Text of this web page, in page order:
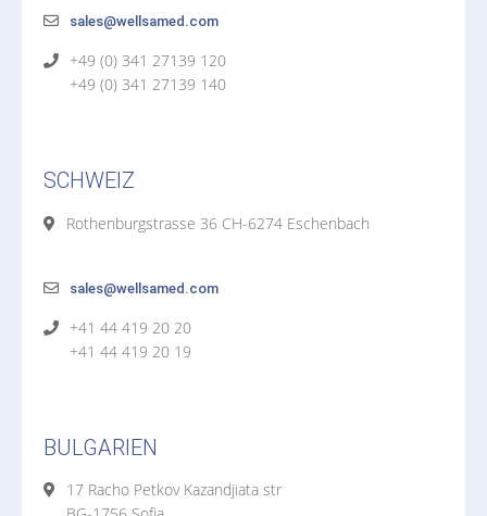
sales@wellsamed.com
+49 (0) 341 27139 120
+49 (0) 341 27139 140
SCHWEIZ
Rothenburgstrasse 36 CH-6274 Eschenbach
sales@wellsamed.com
+41 44 419 20 20
+41 44 419 20 19
BULGARIEN
17 Racho Petkov Kazandjiata str